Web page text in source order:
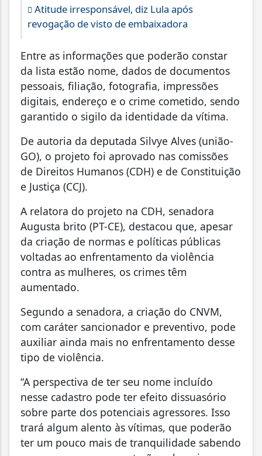
Atitude irresponsável, diz Lula após
revogação de visto de embaixadora
Entre as informações que poderão constar
da lista estão nome, dados de documentos
pessoais, filiação, fotografia, impressões
digitais, endereço e o crime cometido, sendo
garantido o sigilo da identidade da vítima.
De autoria da deputada Silvye Alves (união-
GO), o projeto foi aprovado nas comissões
de Direitos Humanos (CDH) e de Constituição
e Justiça (CCJ).
A relatora do projeto na CDH, senadora
Augusta brito (PT-CE), destacou que, apesar
da criação de normas e políticas públicas
voltadas ao enfrentamento da violência
contra as mulheres, os crimes têm
aumentado.
Segundo a senadora, a criação do CNVM,
com caráter sancionador e preventivo, pode
auxiliar ainda mais no enfrentamento desse
tipo de violência.
“A perspectiva de ter seu nome incluído
nesse cadastro pode ter efeito dissuasório
sobre parte dos potenciais agressores. Isso
trará algum alento às vítimas, que poderão
ter um pouco mais de tranquilidade sabendo